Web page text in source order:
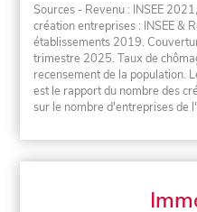
Sources - Revenu : INSEE
création entreprises : INSEE &
établissements 2019.
trimestre 2025. Taux de
recensement de la population.
est le rapport du nombre des
sur le nombre d'entreprises de